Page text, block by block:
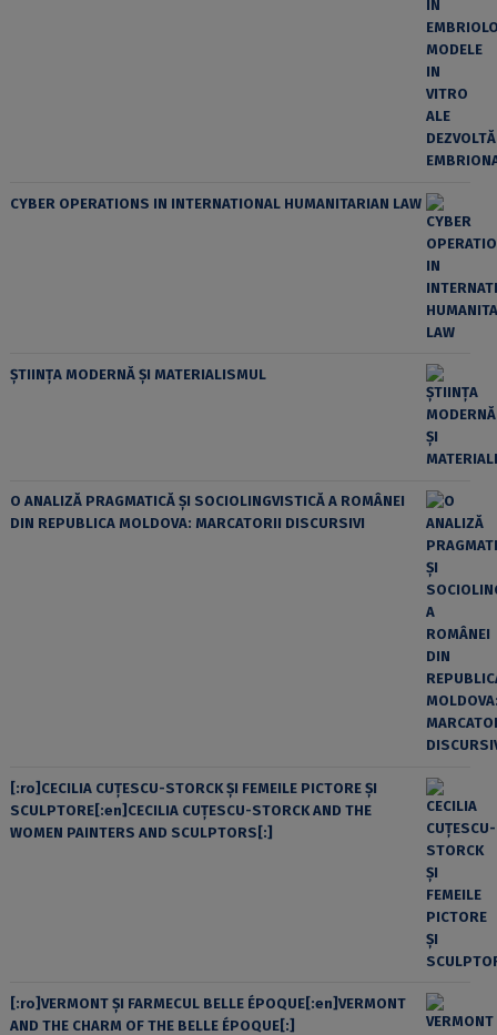
CYBER OPERATIONS IN INTERNATIONAL HUMANITARIAN LAW
ȘTIINȚA MODERNĂ ȘI MATERIALISMUL
O ANALIZĂ PRAGMATICĂ ȘI SOCIOLINGVISTICĂ A ROMÂNEI
DIN REPUBLICA MOLDOVA: MARCATORII DISCURSIVI
[:ro]CECILIA CUŢESCU-STORCK ŞI FEMEILE PICTORE ŞI
SCULPTORE[:en]CECILIA CUŢESCU-STORCK AND THE
WOMEN PAINTERS AND SCULPTORS[:]
[:ro]VERMONT ȘI FARMECUL BELLE ÉPOQUE[:en]VERMONT
AND THE CHARM OF THE BELLE ÉPOQUE[:]